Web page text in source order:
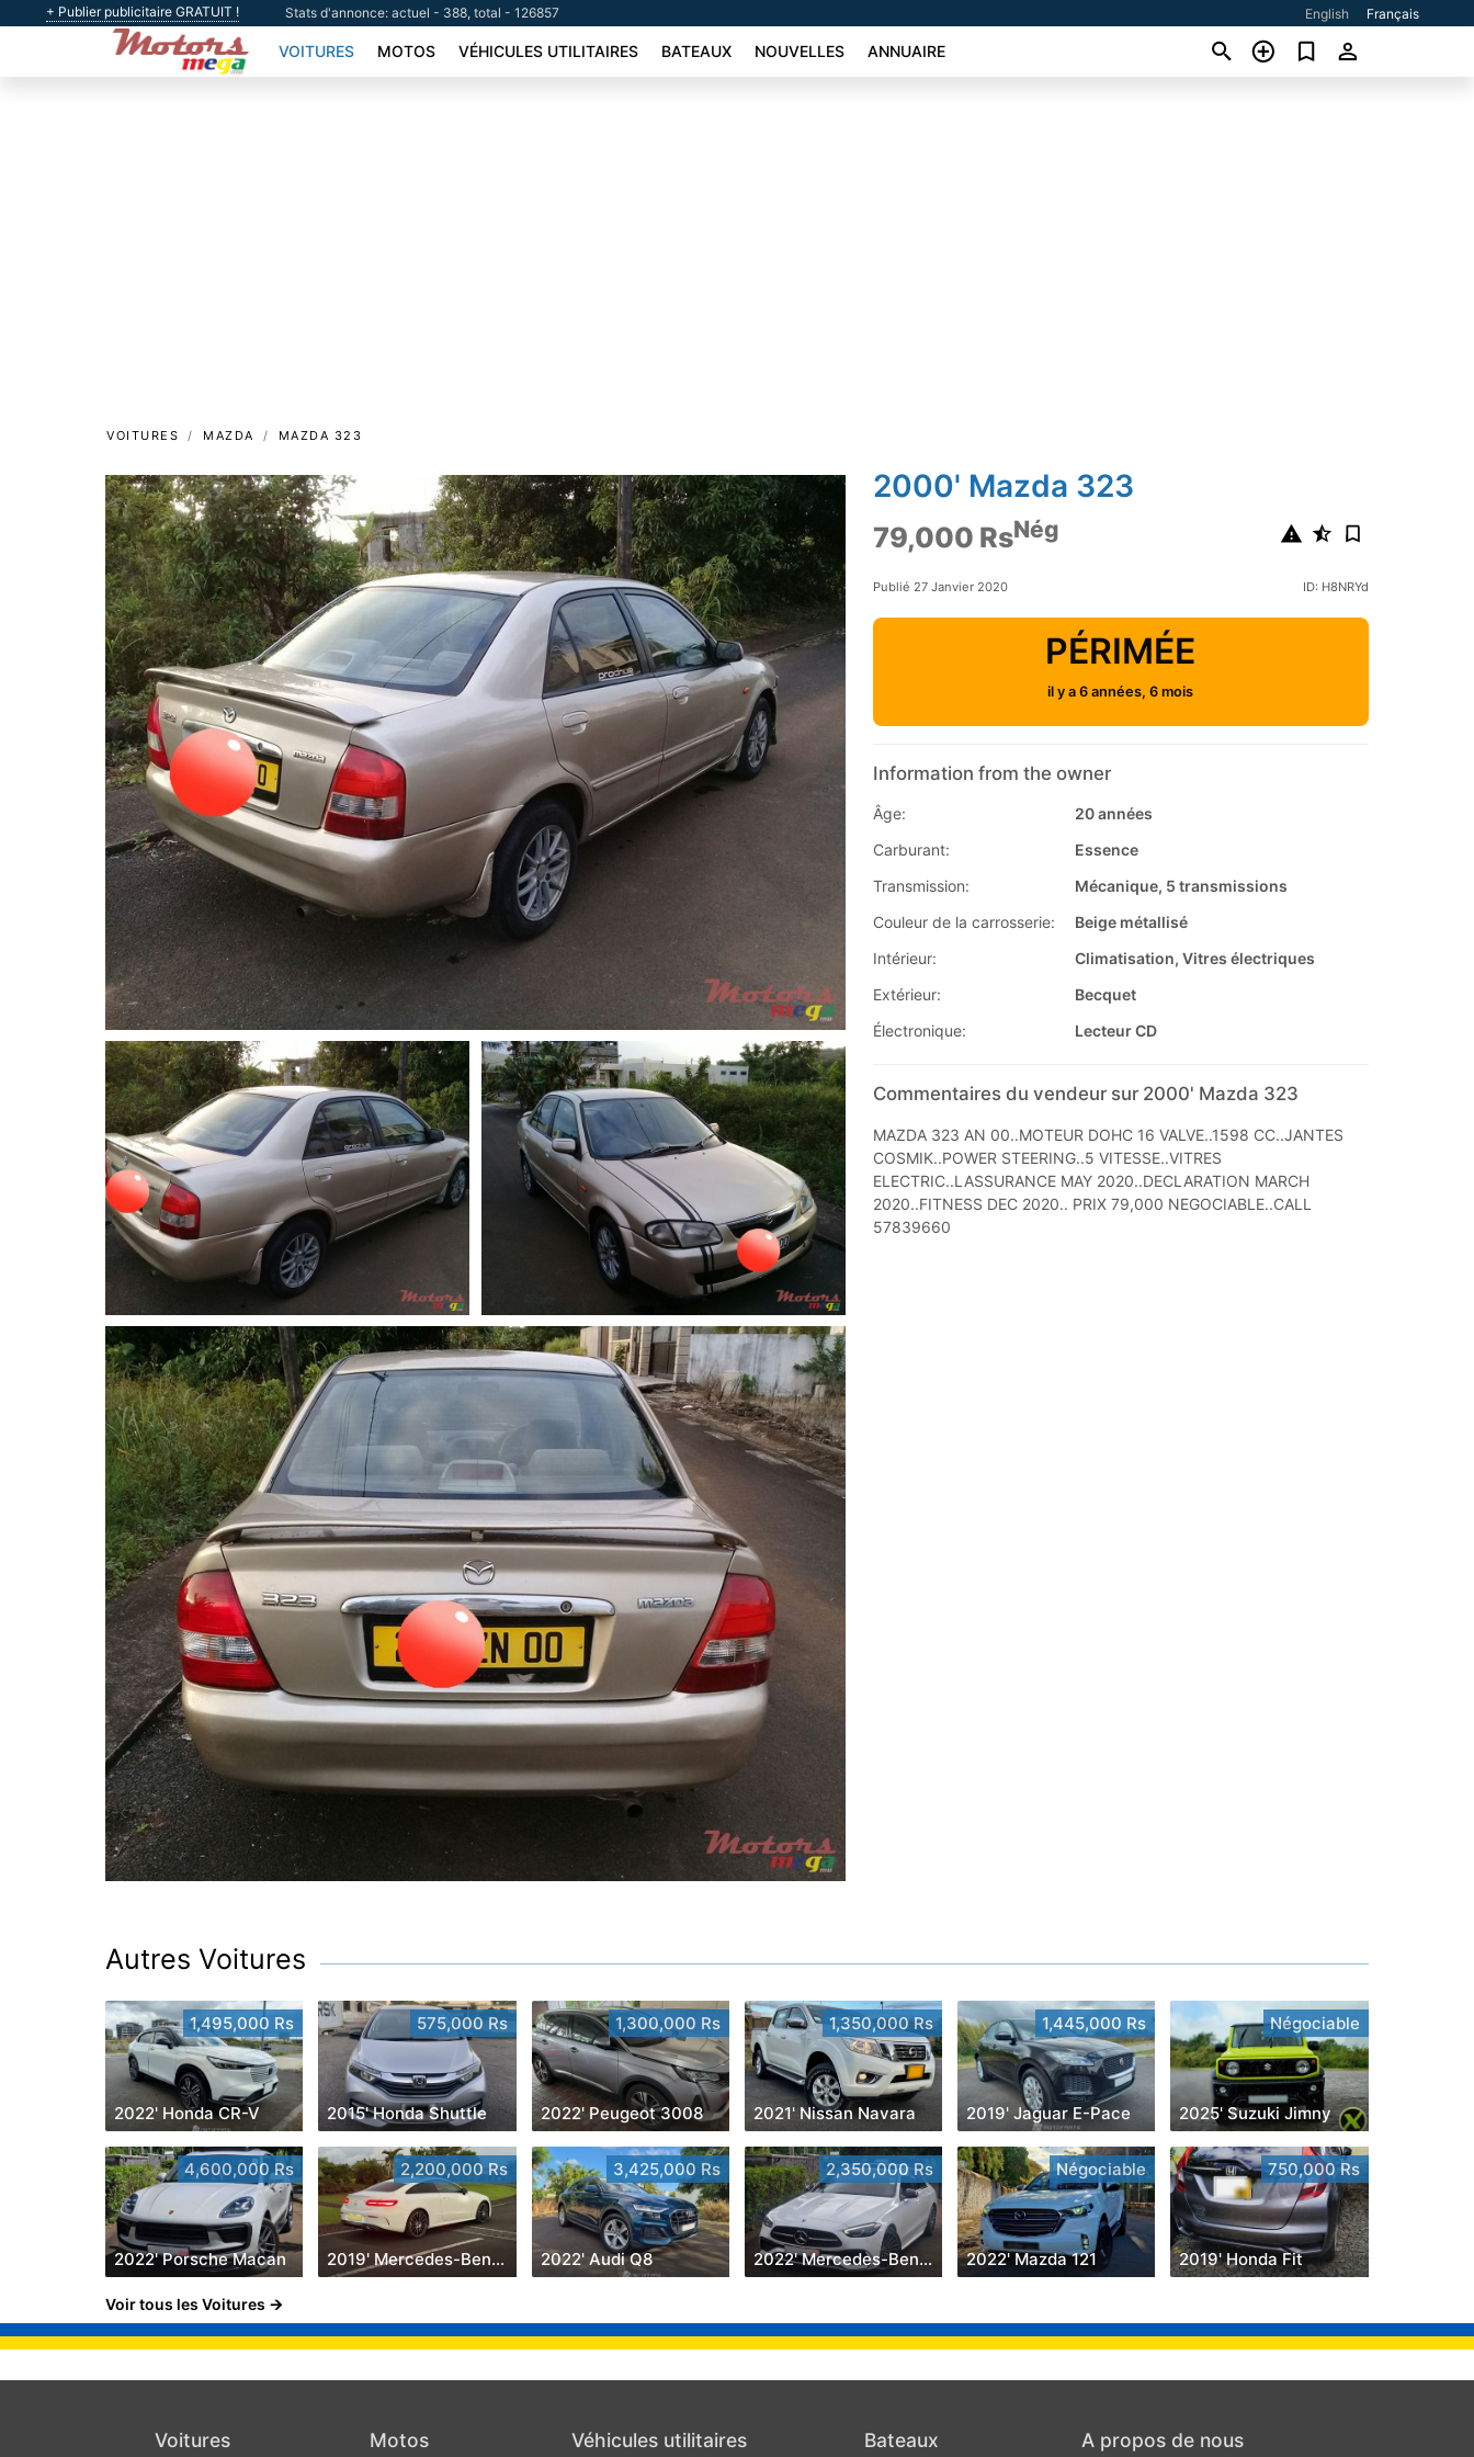
+ Publier publicitaire GRATUIT ! Stats d'annonce: actuel - 388, total - 126857 English Français
VOITURES MOTOS VÉHICULES UTILITAIRES BATEAUX NOUVELLES ANNUAIRE
VOITURES MAZDA MAZDA 323
2000' Mazda 323
79,000 RsNég
Publié 27 Janvier 2020 ID: H8NRYd
PÉRIMÉE
il y a 6 années, 6 mois
Information from the owner
Âge:
20 années
Carburant:
Essence
Transmission:
Mécanique, 5 transmissions
Couleur de la carrosserie:
Beige métallisé
Intérieur:
Climatisation, Vitres électriques
Extérieur:
Becquet
Électronique:
Lecteur CD
Commentaires du vendeur sur 2000' Mazda 323
MAZDA 323 AN 00..MOTEUR DOHC 16 VALVE..1598 CC..JANTES
COSMIK..POWER STEERING..5 VITESSE..VITRES
ELECTRIC..LASSURANCE MAY 2020..DECLARATION MARCH
2020..FITNESS DEC 2020.. PRIX 79,000 NEGOCIABLE..CALL
57839660
Autres Voitures
1,495,000 Rs
2022' Honda CR-V
575,000 Rs
2015' Honda Shuttle
1,300,000 Rs
2022' Peugeot 3008
1,350,000 Rs
2021' Nissan Navara
1,445,000 Rs
2019' Jaguar E-Pace
Négociable
2025' Suzuki Jimny
4,600,000 Rs
2022' Porsche Macan
2,200,000 Rs
2019' Mercedes-Benz E 300
3,425,000 Rs
2022' Audi Q8
2,350,000 Rs
2022' Mercedes-Benz C 180
Négociable
2022' Mazda 121
750,000 Rs
2019' Honda Fit
Voir tous les Voitures
Voitures Motos Véhicules utilitaires Bateaux A propos de nous